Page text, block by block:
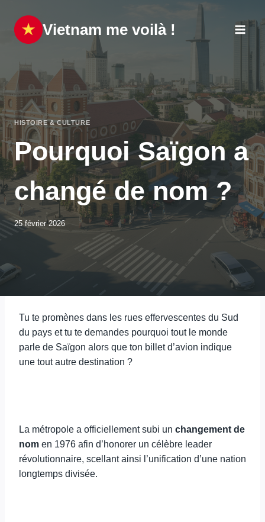
contenu
Vietnam me voilà !
HISTOIRE & CULTURE
Pourquoi Saïgon a
changé de nom ?
25 février 2026
Tu te promènes dans les rues effervescentes du Sud
du pays et tu te demandes pourquoi tout le monde
parle de Saïgon alors que ton billet d’avion indique
une tout autre destination ?
La métropole a officiellement subi un changement de
nom en 1976 afin d’honorer un célèbre leader
révolutionnaire, scellant ainsi l’unification d’une nation
longtemps divisée.